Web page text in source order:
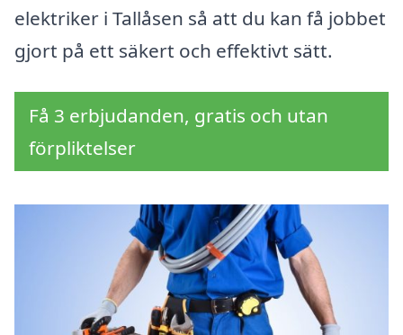
elektriker i Tallåsen så att du kan få jobbet
gjort på ett säkert och effektivt sätt.
Få 3 erbjudanden, gratis och utan
förpliktelser